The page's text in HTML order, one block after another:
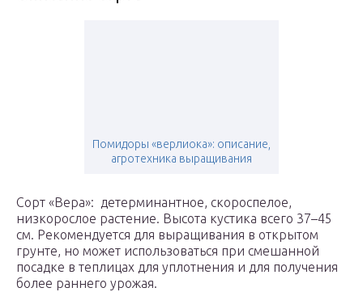
Помидоры «верлиока»: описание,
агротехника выращивания
Сорт «Вера»: детерминантное, скороспелое,
низкорослое растение. Высота кустика всего 37–45
см. Рекомендуется для выращивания в открытом
грунте, но может использоваться при смешанной
посадке в теплицах для уплотнения и для получения
более раннего урожая.